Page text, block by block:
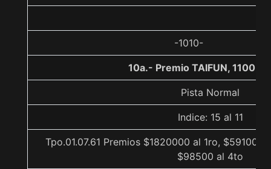
-1010-
10a.- Premio TAIFUN, 1100
Pista Normal
Indice: 15 al 11
Tpo.01.07.61 Premios $1820000 al 1ro,
$98500 al 4to